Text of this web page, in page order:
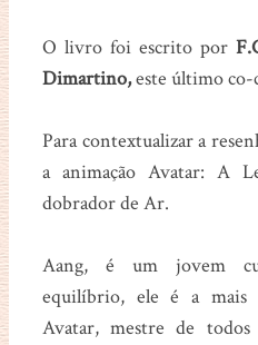
O livro foi escrito por
Dimartino,este último co-
Para contextualizar a
a animação Avatar: A
dobrador de Ar.
Aang, é um jovem
equilíbrio, ele é a mais
Avatar, mestre de